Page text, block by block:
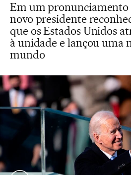
Em um pronunciamento
novo presidente
que os Estados Unidos
à unidade e lançou uma
mundo